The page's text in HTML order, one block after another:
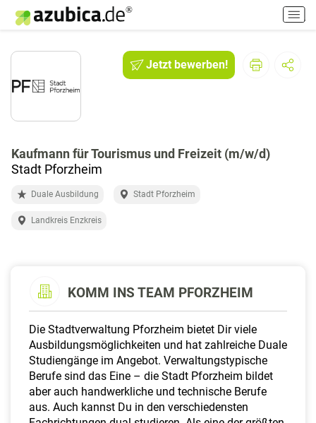
H
a
p
h
Jetzt bewerben!
Kaufmann für Tourismus und Freizeit (m/w/d)
Stadt Pforzheim
Duale Ausbildung Stadt Pforzheim
Landkreis Enzkreis
KOMM INS TEAM PFORZHEIM
Die Stadtverwaltung Pforzheim bietet Dir viele
Ausbildungsmöglichkeiten und hat zahlreiche Duale
Studiengänge im Angebot. Verwaltungstypische
Berufe sind das Eine – die Stadt Pforzheim bildet
aber auch handwerkliche und technische Berufe
aus. Auch kannst Du in den verschiedensten